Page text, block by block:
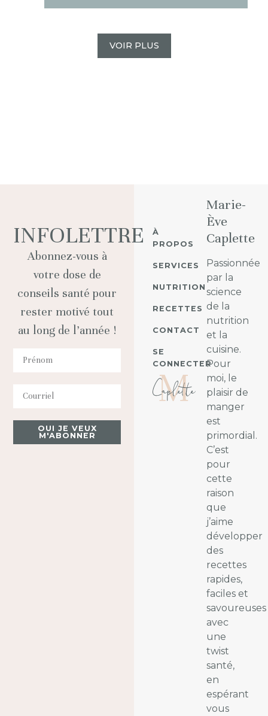
VOIR PLUS
À
PROPOS
SERVICES
NUTRITION
RECETTES
CONTACT
SE
CONNECTER
Marie-
Ève
Caplette
Passionnée
par la
science
de la
nutrition
et la
cuisine.
Pour
moi, le
plaisir de
manger
est
primordial.
C’est
pour
cette
raison
que
j’aime
développer
des
recettes
rapides,
faciles et
savoureuses
avec
une
twist
santé,
en
espérant
vous
INFOLETTRE
Abonnez-vous à
votre dose de
conseils santé pour
rester motivé tout
au long de l’année !
OUI JE VEUX
M'ABONNER